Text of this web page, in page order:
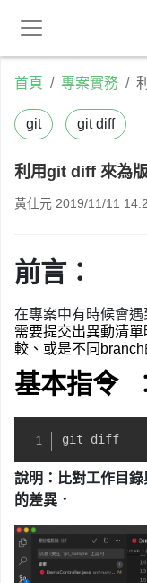
首頁 專案實務
git git diff
利用git diff 來為
黃仕元 2019/11/11
前言：
在專案中有時候會遇
需要提交出異動清單
較 、或是不同 branch
基本指令 ：
git diff
說明：比對工作目
的差異 ．